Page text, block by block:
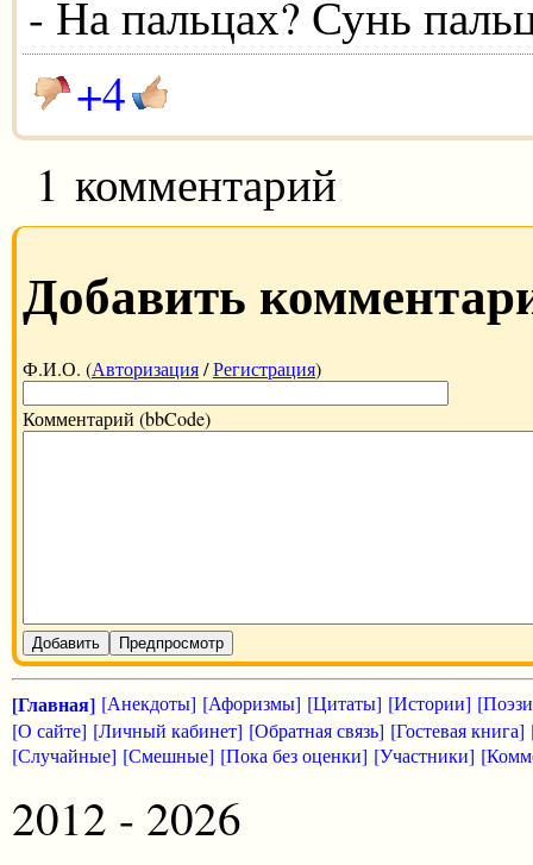
- На пальцах? Сунь
+4
1 комментарий
Добавить
Ф.И.О. (Авторизация/Регистрация)
Комментарий (bbCode)
Добавить Предпросмотр
[Главная] [Анекдоты] [Афоризмы] [Цитаты] [Истории]
[О сайте] [Личный кабинет] [Обратная связь] [Гостевая книга]
[Случайные] [Смешные] [Пока без оценки] [Участники]
2012 - 2026